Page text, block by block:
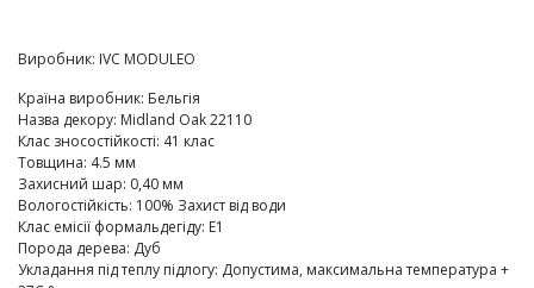
Виробник: IVC MODULEO
Країна виробник: Бельгія
Назва декору: Midland Oak 22110
Клас зносостійкості: 41 клас
Товщина: 4.5 мм
Захисний шар: 0,40 мм
Вологостійкість: 100% Захист від води
Клас емісії формальдегіду: E1
Порода дерева: Дуб
Укладання під теплу підлогу: Допустима, максимальна температура +